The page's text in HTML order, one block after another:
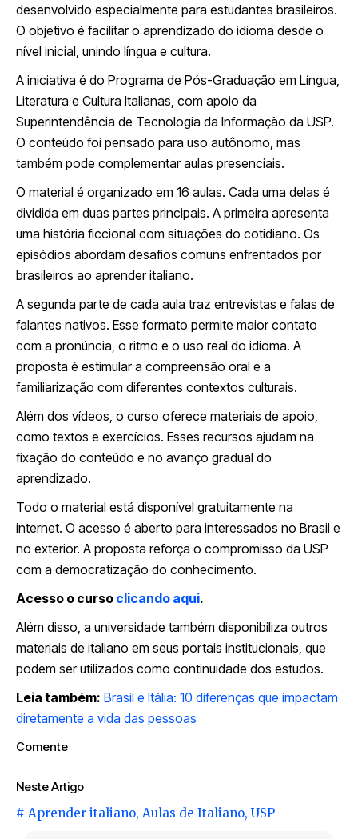
desenvolvido especialmente para estudantes brasileiros.
O objetivo é facilitar o aprendizado do idioma desde o
nível inicial, unindo língua e cultura.
A iniciativa é do Programa de Pós-Graduação em Língua,
Literatura e Cultura Italianas, com apoio da
Superintendência de Tecnologia da Informação da USP.
O conteúdo foi pensado para uso autônomo, mas
também pode complementar aulas presenciais.
O material é organizado em 16 aulas. Cada uma delas é
dividida em duas partes principais. A primeira apresenta
uma história ficcional com situações do cotidiano. Os
episódios abordam desafios comuns enfrentados por
brasileiros ao aprender italiano.
A segunda parte de cada aula traz entrevistas e falas de
falantes nativos. Esse formato permite maior contato
com a pronúncia, o ritmo e o uso real do idioma. A
proposta é estimular a compreensão oral e a
familiarização com diferentes contextos culturais.
Além dos vídeos, o curso oferece materiais de apoio,
como textos e exercícios. Esses recursos ajudam na
fixação do conteúdo e no avanço gradual do
aprendizado.
Todo o material está disponível gratuitamente na
internet. O acesso é aberto para interessados no Brasil e
no exterior. A proposta reforça o compromisso da USP
com a democratização do conhecimento.
Acesso o curso clicando aqui.
Além disso, a universidade também disponibiliza outros
materiais de italiano em seus portais institucionais, que
podem ser utilizados como continuidade dos estudos.
Leia também: Brasil e Itália: 10 diferenças que impactam
diretamente a vida das pessoas
Comente
Neste Artigo
# Aprender italiano, Aulas de Italiano, USP